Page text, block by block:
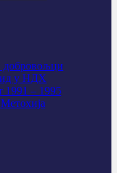
добровољци
у НДХ
1991 – 1995